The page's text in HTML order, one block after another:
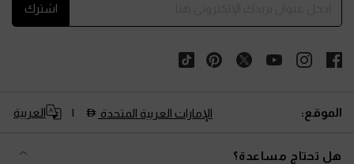
اشترك
الموقع: الإمارات العربية المتحدة العربية
هل تحتاج مساعدة؟